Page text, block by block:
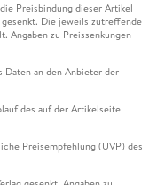
Preisbindung dieser Artikel
Die jeweils zutreffende
Angaben zu Preissenkungen
an den Anbieter der
des auf der Artikelseite
Preisempfehlung (UVP) des